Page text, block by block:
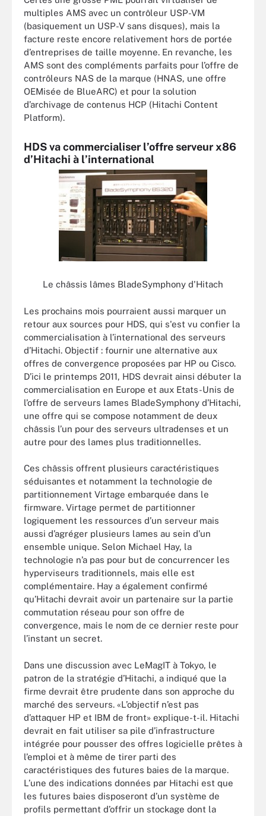
multiples AMS avec un contrôleur USP-VM
(basiquement un USP-V sans disques), mais la
facture reste encore relativement hors de portée
d’entreprises de taille moyenne. En revanche, les
AMS sont des compléments parfaits pour l’offre de
contrôleurs NAS de la marque (HNAS, une offre
OEMisée de BlueARC) et pour la solution
d’archivage de contenus HCP (Hitachi Content
Platform).
HDS va commercialiser l’offre serveur x86
d’Hitachi à l’international
Le châssis lâmes BladeSymphony d'Hitach
Les prochains mois pourraient aussi marquer un
retour aux sources pour HDS, qui s'est vu confier la
commercialisation à l’international des serveurs
d’Hitachi. Objectif : fournir une alternative aux
offres de convergence proposées par HP ou Cisco.
D’ici le printemps 2011, HDS devrait ainsi débuter la
commercialisation en Europe et aux Etats-Unis de
l’offre de serveurs lames BladeSymphony d’Hitachi,
une offre qui se compose notamment de deux
châssis l’un pour des serveurs ultradenses et un
autre pour des lames plus traditionnelles.
Ces châssis offrent plusieurs caractéristiques
séduisantes et notamment la technologie de
partitionnement Virtage embarquée dans le
firmware. Virtage permet de partitionner
logiquement les ressources d’un serveur mais
aussi d’agréger plusieurs lames au sein d’un
ensemble unique. Selon Michael Hay, la
technologie n’a pas pour but de concurrencer les
hyperviseurs traditionnels, mais elle est
complémentaire. Hay a également confirmé
qu’Hitachi devrait avoir un partenaire sur la partie
commutation réseau pour son offre de
convergence, mais le nom de ce dernier reste pour
l’instant un secret.
Dans une discussion avec LeMagIT à Tokyo, le
patron de la stratégie d’Hitachi, a indiqué que la
firme devrait être prudente dans son approche du
marché des serveurs. «L’objectif n’est pas
d’attaquer HP et IBM de front» explique-t-il. Hitachi
devrait en fait utiliser sa pile d’infrastructure
intégrée pour pousser des offres logicielle prêtes à
l’emploi et à même de tirer parti des
caractéristiques des futures baies de la marque.
L’une des indications données par Hitachi est que
les futures baies disposeront d’un système de
profils permettant d’offrir un stockage dont la